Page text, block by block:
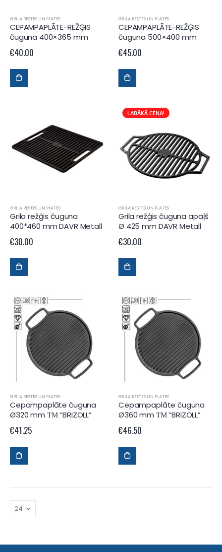
GRILA RESTES UN PLATES
CEPAMPAPLĀTE-REŽĢIS
čuguna 400×365 mm
€40.00
GRILA RESTES UN PLATES
CEPAMPAPLĀTE-REŽĢIS
čuguna 500×400 mm
€45.00
GRILA RESTES UN PLATES
Grila režģis čuguna
400*460 mm DAVR Metall
€30.00
LABĀKĀ CENA!
GRILA RESTES UN PLATES
Grila režģis čuguna apaļš
Ø 425 mm DAVR Metall
€30.00
GRILA RESTES UN PLATES
Cepampaplāte čuguna
Ø320 mm ТМ “BRIZOLL”
€41.25
GRILA RESTES UN PLATES
Cepampaplāte čuguna
Ø360 mm ТМ “BRIZOLL”
€46.50